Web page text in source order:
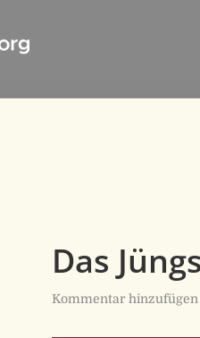
Das
Kommentar hinzufügen